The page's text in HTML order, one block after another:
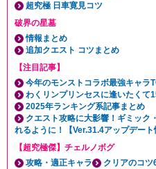
超究極 日車寛見コツ
破界の星墓
情報まとめ
追加クエスト コツまとめ
【注目記事】
今年のモンストコラボ最強キャラ
わくリンプリンセスに逢いたくて
2025年ランキング系記事まとめ
クエスト攻略に大影響！ギミック
れるように！【Ver.31.4アップデート
【超究極傑】チェルノボグ
攻略・適正キャラ
クリアのコツ